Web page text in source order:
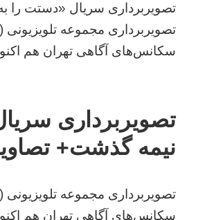
تصویربرداری سریال «دستت را
تصویربرداری مجموعه
سکانس‌های آگاهی تهران هم
تصویربرداری
نیمه گذشت+
تصویربرداری مجموعه
سکانس‌های آگاهی تهران هم